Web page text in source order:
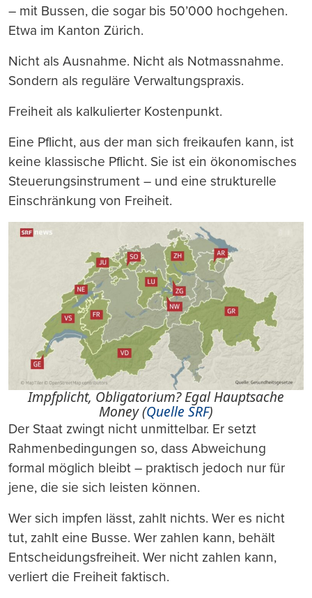
– mit Bussen, die sogar bis 50’000 hochgehen.
Etwa im Kanton Zürich.
Nicht als Ausnahme. Nicht als Notmassnahme.
Sondern als reguläre Verwaltungspraxis.
Freiheit als kalkulierter Kostenpunkt.
Eine Pflicht, aus der man sich freikaufen kann, ist
keine klassische Pflicht. Sie ist ein ökonomisches
Steuerungsinstrument – und eine strukturelle
Einschränkung von Freiheit.
Impfplicht, Obligatorium? Egal Hauptsache
Money (Quelle SRF)
Der Staat zwingt nicht unmittelbar. Er setzt
Rahmenbedingungen so, dass Abweichung
formal möglich bleibt – praktisch jedoch nur für
jene, die sie sich leisten können.
Wer sich impfen lässt, zahlt nichts. Wer es nicht
tut, zahlt eine Busse. Wer zahlen kann, behält
Entscheidungsfreiheit. Wer nicht zahlen kann,
verliert die Freiheit faktisch.